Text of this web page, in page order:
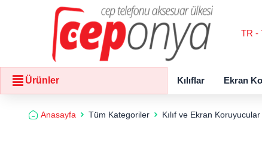
TR -
Ürünler Kılıflar Ekran
Anasayfa Tüm Kategoriler Kılıf ve Ekran Koruyucular